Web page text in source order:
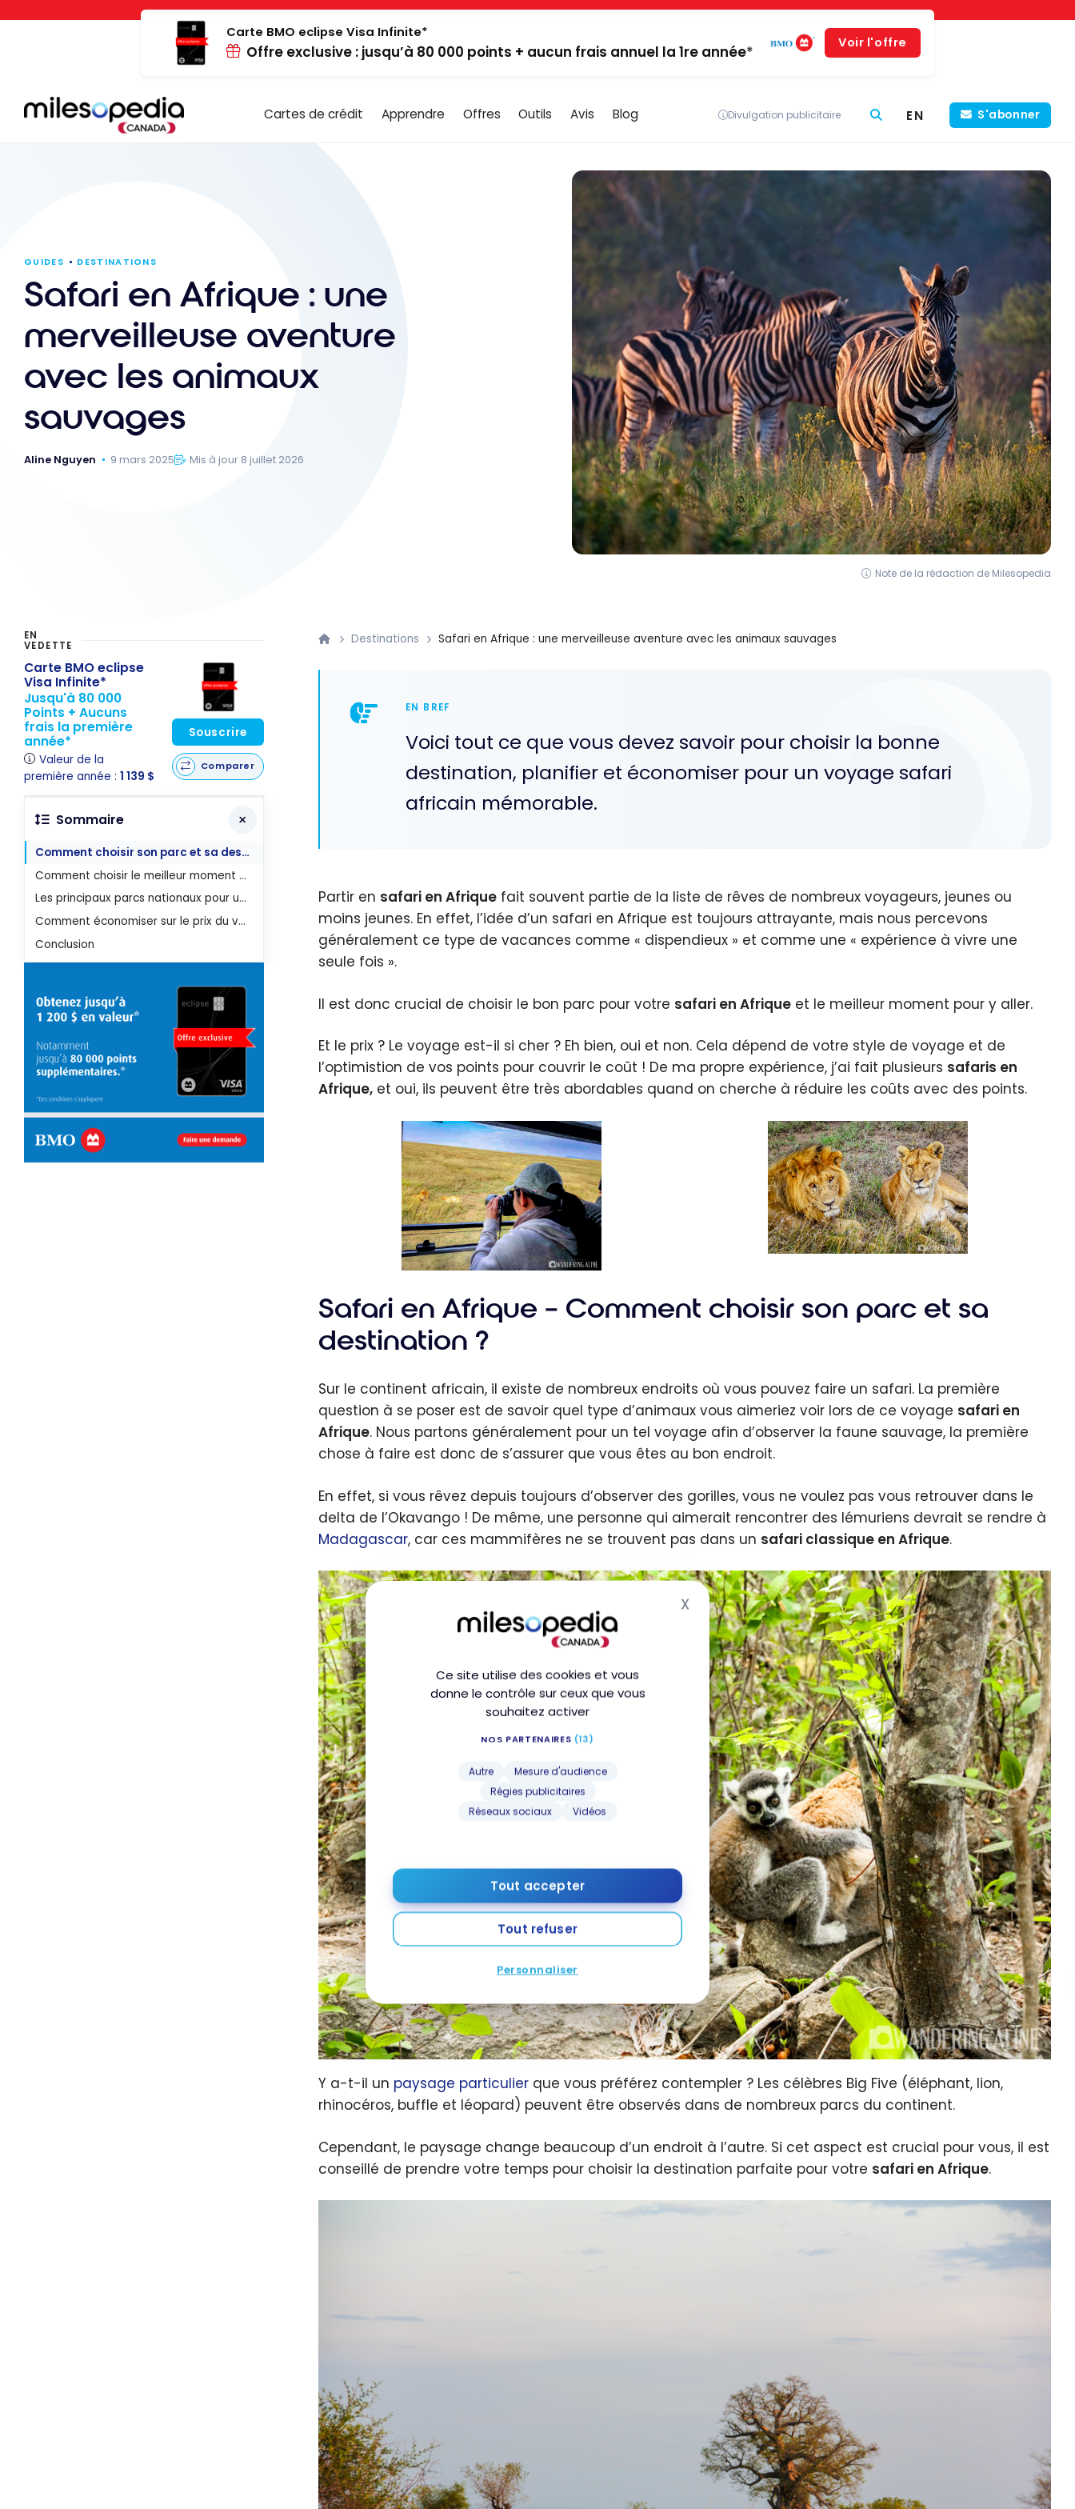
Panneau de gestion des cookies
Ce site utilise des cookies et vous
donne le contrôle sur ceux que vous
souhaitez activer
NOS PARTENAIRES (13)
Autre
Mesure d'audience
Régies publicitaires
Réseaux sociaux
Vidéos
Tout accepter
Tout refuser
Personnaliser
XMasquer le bandeau des cookies
Carte BMO eclipse Visa Infinite*
Offre exclusive : jusqu’à 80 000 points + aucun frais annuel la 1re année*
Voir l'offre
Cartes de crédit Apprendre Offres Outils Avis Blog Divulgation publicitaire EN S'abonner
GUIDES DESTINATIONS
Safari en Afrique : une
merveilleuse aventure
avec les animaux
sauvages
Aline Nguyen 9 mars 2025 Mis à jour 8 juillet 2026
Note de la rédaction de Milesopedia
Destinations Safari en Afrique : une merveilleuse aventure avec les animaux sauvages
EN BREF
Voici tout ce que vous devez savoir pour choisir la bonne
destination, planifier et économiser pour un voyage safari
africain mémorable.
Partir en safari en Afrique fait souvent partie de la liste de rêves de nombreux voyageurs, jeunes ou
moins jeunes. En effet, l’idée d’un safari en Afrique est toujours attrayante, mais nous percevons
généralement ce type de vacances comme « dispendieux » et comme une « expérience à vivre une
seule fois ».
Il est donc crucial de choisir le bon parc pour votre safari en Afrique et le meilleur moment pour y aller.
Et le prix ? Le voyage est-il si cher ? Eh bien, oui et non. Cela dépend de votre style de voyage et de
l’optimistion de vos points pour couvrir le coût ! De ma propre expérience, j’ai fait plusieurs safaris en
Afrique, et oui, ils peuvent être très abordables quand on cherche à réduire les coûts avec des points.
Safari en Afrique – Comment choisir son parc et sa
destination ?
Sur le continent africain, il existe de nombreux endroits où vous pouvez faire un safari. La première
question à se poser est de savoir quel type d’animaux vous aimeriez voir lors de ce voyage safari en
Afrique. Nous partons généralement pour un tel voyage afin d’observer la faune sauvage, la première
chose à faire est donc de s’assurer que vous êtes au bon endroit.
En effet, si vous rêvez depuis toujours d’observer des gorilles, vous ne voulez pas vous retrouver dans le
delta de l’Okavango ! De même, une personne qui aimerait rencontrer des lémuriens devrait se rendre à
Madagascar, car ces mammifères ne se trouvent pas dans un safari classique en Afrique.
Y a-t-il un paysage particulier que vous préférez contempler ? Les célèbres Big Five (éléphant, lion,
rhinocéros, buffle et léopard) peuvent être observés dans de nombreux parcs du continent.
Cependant, le paysage change beaucoup d’un endroit à l’autre. Si cet aspect est crucial pour vous, il est
conseillé de prendre votre temps pour choisir la destination parfaite pour votre safari en Afrique.
EN
VEDETTE
Carte BMO eclipse
Visa Infinite*
Jusqu'à 80 000
Points + Aucuns
frais la première
année*
Valeur de la
première année : 1 139 $
Souscrire
Comparer
Sommaire
Comment choisir son parc et sa destination ?
Comment choisir le meilleur moment pour partir ?
Les principaux parcs nationaux pour une expérience inoubliable
Comment économiser sur le prix du voyage ?
Conclusion